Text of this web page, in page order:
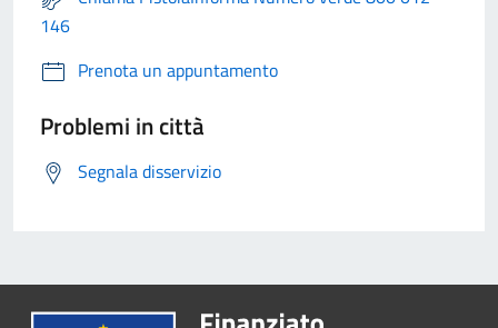
146
Prenota un appuntamento
Problemi in città
Segnala disservizio